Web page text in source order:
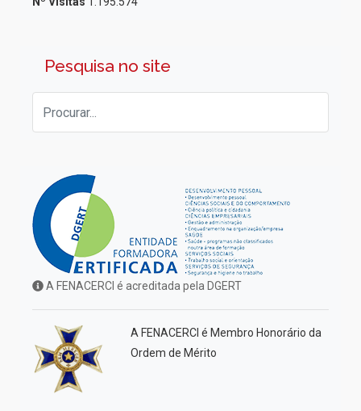
Pesquisa no site
A FENACERCI é acreditada pela DGERT
A FENACERCI é Membro Honorário da
Ordem de Mérito